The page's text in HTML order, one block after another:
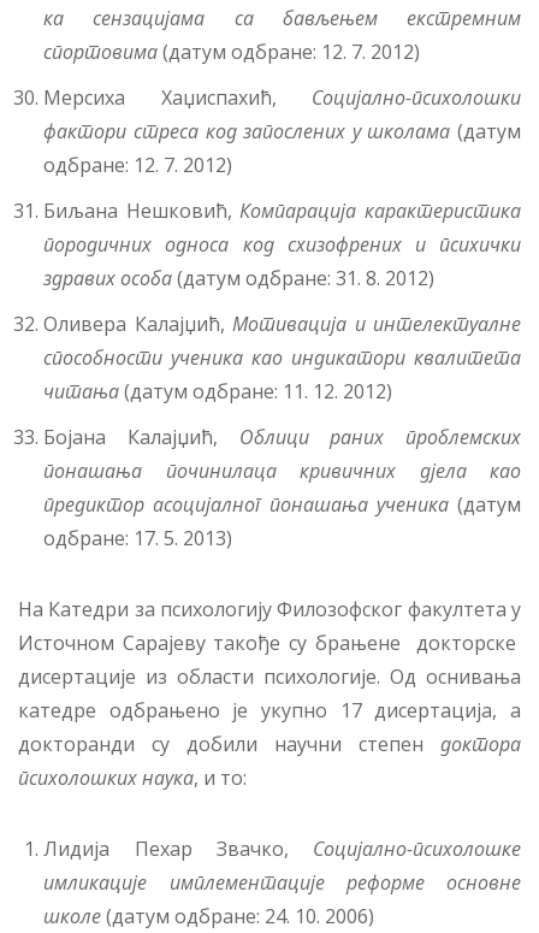
ка сензацијама са бављењем екстремним
спортовима(датум одбране: 12. 7. 2012)
Мерсиха Хаџиспахић, Социјално-психолошки
фактори стреса код запослених у школама (датум
одбране: 12. 7. 2012)
Биљана Нешковић,Компарација карактеристика
породичних односа код схизофрених и психички
здравих особа(датум одбране: 31. 8. 2012)
Оливера Калајџић,Мотивација и интелектуалне
способности ученика као индикатори квалитета
читања(датум одбране: 11. 12. 2012)
Бојана Калајџић, Облици раних проблемских
понашања починилаца кривичних дјела као
предиктор асоцијалног понашања ученика(датум
одбране: 17. 5. 2013)
На Катедри за психологију Филозофског факултета у
Источном Сарајеву такође су брањене докторске
дисертације из области психологије. Од оснивања
катедре одбрањено је укупно 17 дисертација, а
докторанди су добили научни степен доктора
психолошких наука, и то:
Лидија Пехар Звачко, Социјално-психолошке
имликације имплементације реформе основне
школе(датум одбране: 24. 10. 2006)